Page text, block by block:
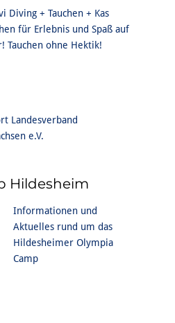
Diving + Tauchen + Kas
für Erlebnis und Spaß auf
Tauchen ohne Hektik!
Landesverband
e.V.
Hildesheim
Informationen und
Aktuelles rund um das
Hildesheimer Olympia
Camp